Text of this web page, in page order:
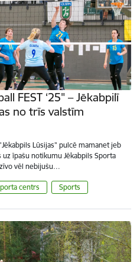
FEST ‘25" – Jēkabpilī
no trīs valstīm
Lūsijas" pulcē mamanet jeb
īpašu notikumu Jēkabpils Sporta
vēl nebijušu…
centrs Sports